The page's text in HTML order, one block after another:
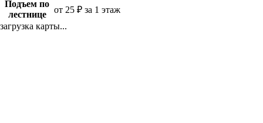
Подъем по
лестнице
от 25 ₽ за 1 этаж
загрузка карты...